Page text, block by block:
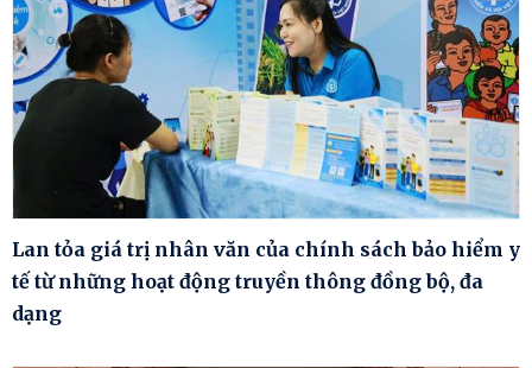
Lan tỏa giá trị nhân văn của chính sách bảo hiểm y
tế từ những hoạt động truyền thông đồng bộ, đa
dạng